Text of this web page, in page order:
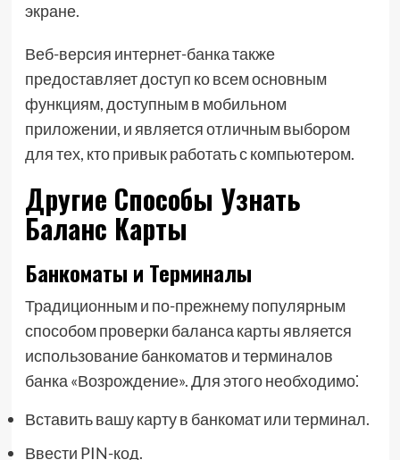
экране.
Веб-версия интернет-банка также
предоставляет доступ ко всем основным
функциям, доступным в мобильном
приложении, и является отличным выбором
для тех, кто привык работать с компьютером.
Другие Способы Узнать
Баланс Карты
Банкоматы и Терминалы
Традиционным и по-прежнему популярным
способом проверки баланса карты является
использование банкоматов и терминалов
банка «Возрождение». Для этого необходимо⁚
Вставить вашу карту в банкомат или терминал.
Ввести PIN-код.